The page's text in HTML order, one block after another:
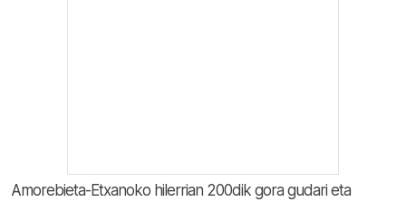
Amorebieta-Etxanoko hilerrian 200dik gora gudari eta